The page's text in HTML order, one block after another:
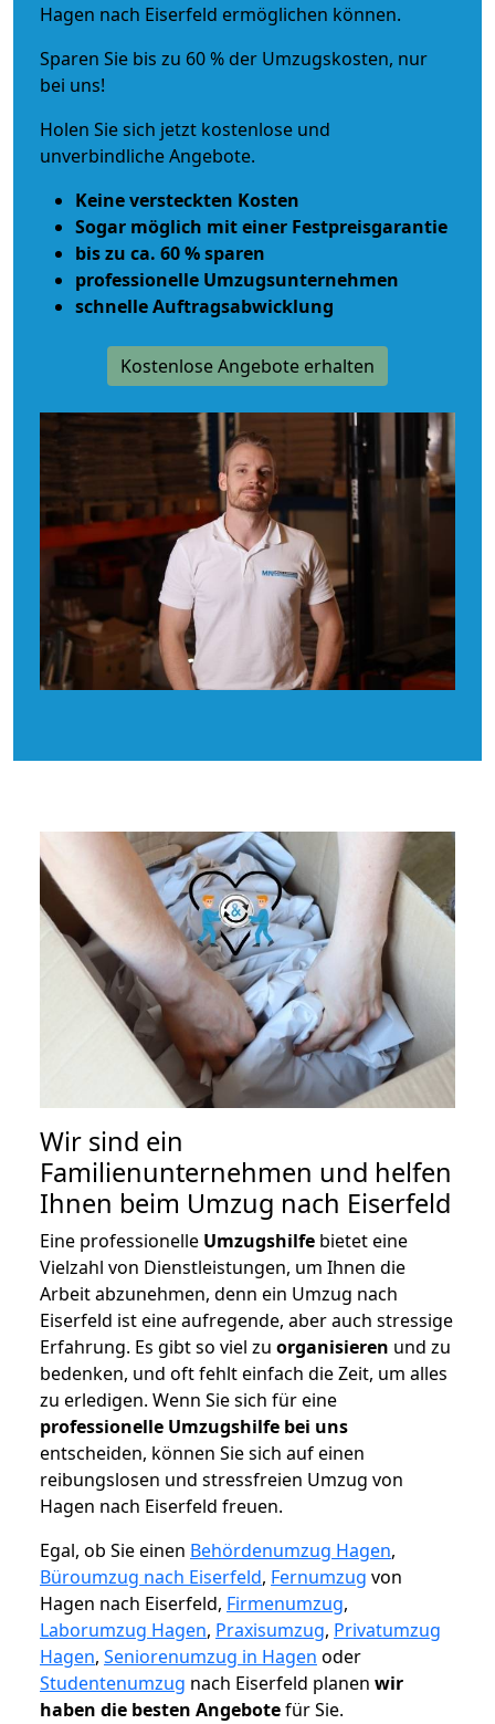
Hagen nach Eiserfeld ermöglichen können.
Sparen Sie bis zu 60 % der Umzugskosten, nur
bei uns!
Holen Sie sich jetzt kostenlose und
unverbindliche Angebote.
Keine versteckten Kosten
Sogar möglich mit einer Festpreisgarantie
bis zu ca. 60 % sparen
professionelle Umzugsunternehmen
schnelle Auftragsabwicklung
Kostenlose Angebote erhalten
Wir sind ein
Familienunternehmen und helfen
Ihnen beim Umzug nach Eiserfeld
Eine professionelle Umzugshilfe bietet eine
Vielzahl von Dienstleistungen, um Ihnen die
Arbeit abzunehmen, denn ein Umzug nach
Eiserfeld ist eine aufregende, aber auch stressige
Erfahrung. Es gibt so viel zu organisieren und zu
bedenken, und oft fehlt einfach die Zeit, um alles
zu erledigen. Wenn Sie sich für eine
professionelle Umzugshilfe bei uns
entscheiden, können Sie sich auf einen
reibungslosen und stressfreien Umzug von
Hagen nach Eiserfeld freuen.
Egal, ob Sie einen Behördenumzug Hagen,
Büroumzug nach Eiserfeld, Fernumzug von
Hagen nach Eiserfeld, Firmenumzug,
Laborumzug Hagen, Praxisumzug, Privatumzug
Hagen, Seniorenumzug in Hagen oder
Studentenumzug nach Eiserfeld planen wir
haben die besten Angebotefür Sie.